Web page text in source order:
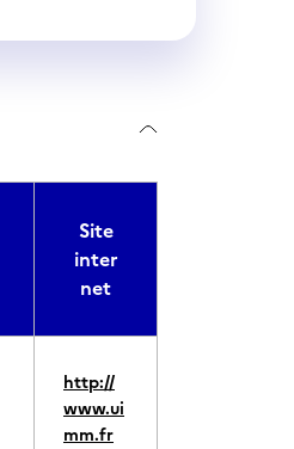
Site
inter
net
http://
www.ui
mm.fr